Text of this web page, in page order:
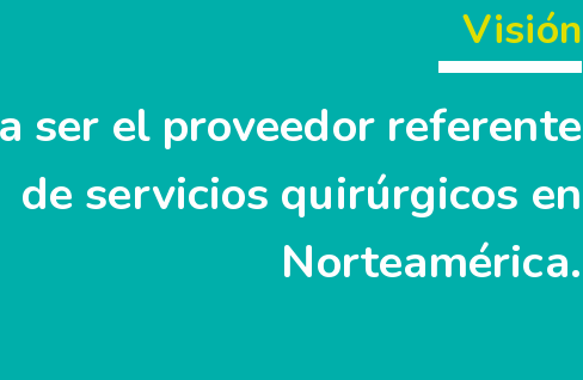
Visión
ser el proveedor referente
de servicios quirúrgicos en
Norteamérica.